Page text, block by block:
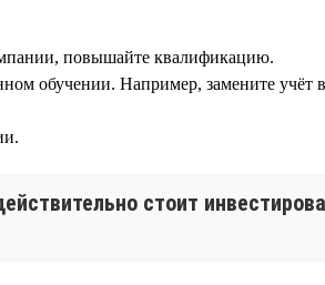
повышайте квалификацию.
обучении. Например, замените учёт
стоит